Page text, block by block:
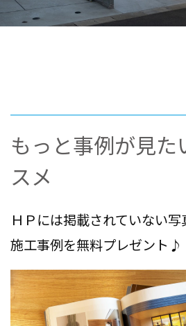
もっと事例が見た
スメ
ＨＰには掲載されていない
施工事例を無料プレゼント♪